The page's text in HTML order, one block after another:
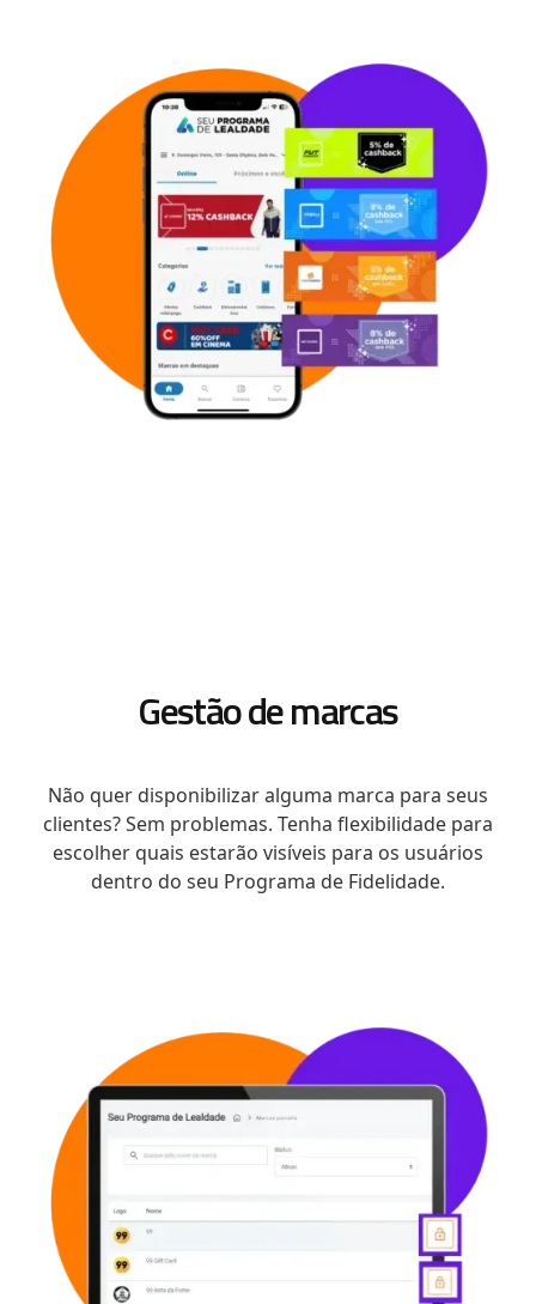
Gestão de marcas
Não quer disponibilizar alguma marca para seus
clientes? Sem problemas. Tenha flexibilidade para
escolher quais estarão visíveis para os usuários
dentro do seu Programa de Fidelidade.